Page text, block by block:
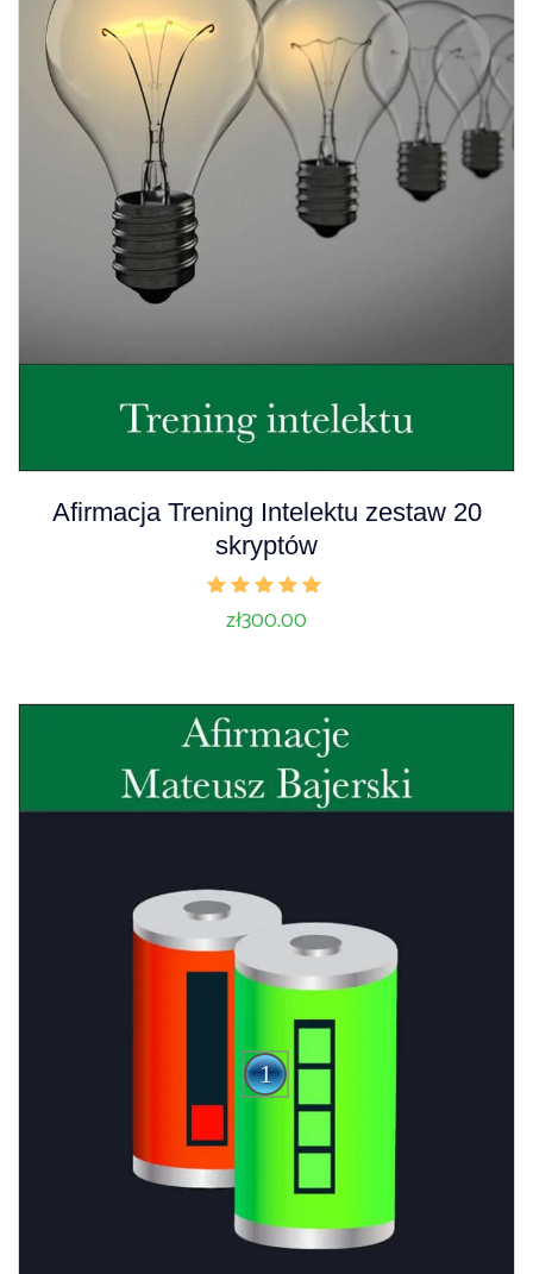
Afirmacja Trening Intelektu zestaw 20
skryptów
Oceniono
5.00
zł300.00